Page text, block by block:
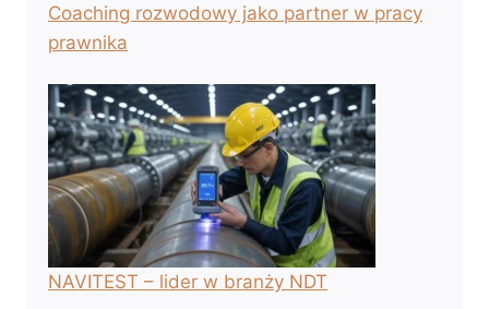
Coaching rozwodowy jako partner w pracy
prawnika
NAVITEST – lider w branży NDT